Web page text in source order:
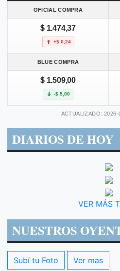
OFICIAL COMPRA
$ 1.474,37
+$ 0,24
BLUE COMPRA
$ 1.509,00
-$ 5,00
ACTUALIZADO:
DIARIOS DE HOY
VER MÁS
NUESTROS
Subí tu Foto Ver mas